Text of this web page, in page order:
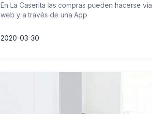
En La Caserita las compras pueden hacerse vía
web y a través de una App
2020-03-30